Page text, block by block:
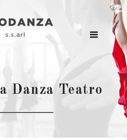
Danza Teatro